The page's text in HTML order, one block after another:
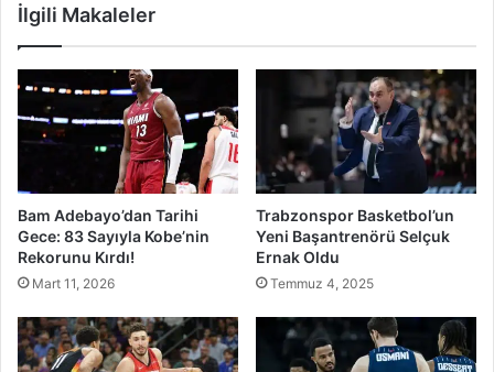
İlgili Makaleler
Bam Adebayo’dan Tarihi
Gece: 83 Sayıyla Kobe’nin
Rekorunu Kırdı!
Mart 11, 2026
Trabzonspor Basketbol’un
Yeni Başantrenörü Selçuk
Ernak Oldu
Temmuz 4, 2025